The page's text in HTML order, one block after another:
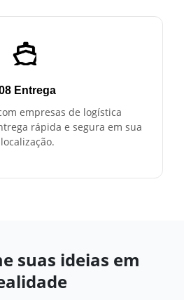
Entrega
empresas de logística
rápida e segura em sua
localização.
suas ideias em